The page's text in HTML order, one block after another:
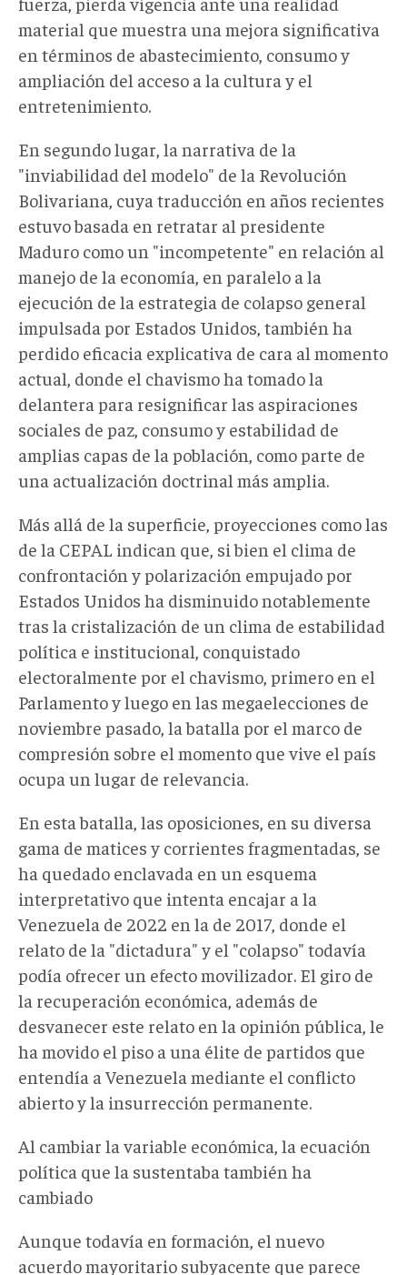
material que muestra una mejora significativa
en términos de abastecimiento, consumo y
ampliación del acceso a la cultura y el
entretenimiento.
En segundo lugar, la narrativa de la
"inviabilidad del modelo" de la Revolución
Bolivariana, cuya traducción en años recientes
estuvo basada en retratar al presidente
Maduro como un "incompetente" en relación al
manejo de la economía, en paralelo a la
ejecución de la estrategia de colapso general
impulsada por Estados Unidos, también ha
perdido eficacia explicativa de cara al momento
actual, donde el chavismo ha tomado la
delantera para resignificar las aspiraciones
sociales de paz, consumo y estabilidad de
amplias capas de la población, como parte de
una actualización doctrinal más amplia.
Más allá de la superficie, proyecciones como las
de la CEPAL indican que, si bien el clima de
confrontación y polarización empujado por
Estados Unidos ha disminuido notablemente
tras la cristalización de un clima de estabilidad
política e institucional, conquistado
electoralmente por el chavismo, primero en el
Parlamento y luego en las megaelecciones de
noviembre pasado, la batalla por el marco de
compresión sobre el momento que vive el país
ocupa un lugar de relevancia.
En esta batalla, las oposiciones, en su diversa
gama de matices y corrientes fragmentadas, se
ha quedado enclavada en un esquema
interpretativo que intenta encajar a la
Venezuela de 2022 en la de 2017, donde el
relato de la "dictadura" y el "colapso" todavía
podía ofrecer un efecto movilizador. El giro de
la recuperación económica, además de
desvanecer este relato en la opinión pública, le
ha movido el piso a una élite de partidos que
entendía a Venezuela mediante el conflicto
abierto y la insurrección permanente.
Al cambiar la variable económica, la ecuación
política que la sustentaba también ha
cambiado
Aunque todavía en formación, el nuevo
acuerdo mayoritario subyacente que parece